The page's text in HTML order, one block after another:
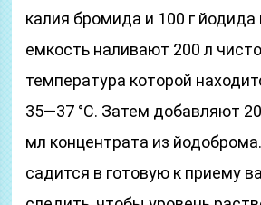
калия бромида и 100 г йодида
емкость наливают 200 л
температура которой
35—37 °С. Затем добавляют
мл концентрата из
садится в готовую к приему